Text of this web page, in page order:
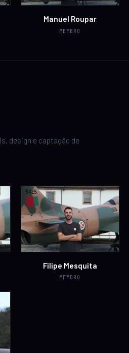
Manuel Roupar
MEMBRO
design e captação de
Filipe Mesquita
MEMBRO